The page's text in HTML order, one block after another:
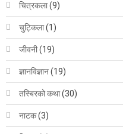
चित्रकला(9)
चुट्किला(1)
जीवनी(19)
ज्ञानविज्ञान(19)
तस्बिरको कथा(30)
नाटक(3)